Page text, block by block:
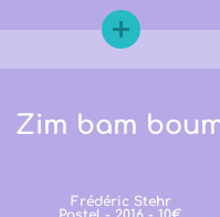
Zim bam
Frédéric Stehr